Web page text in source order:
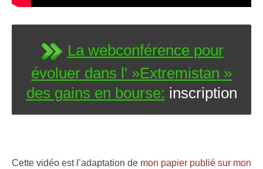
La webconférence pour
évoluer dans l' »Extremistan »
des gains en bourse: inscription
Cette vidéo est l’adaptation de mon papier publié sur mon